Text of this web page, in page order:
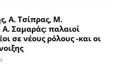
Α. Τσίπρας, Μ.
Σαμαράς: παλαιοί
σε νέους ρόλους -και οι